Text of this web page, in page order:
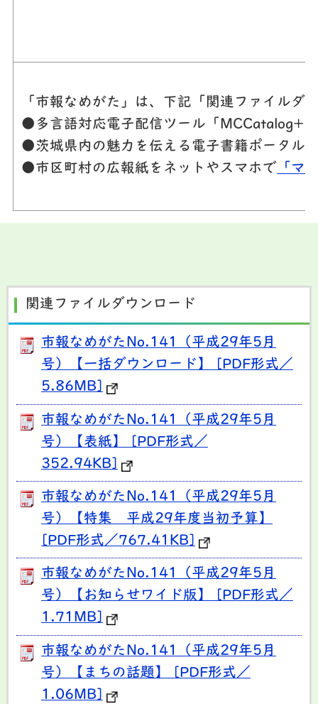
「市報なめがた」は、下記「関連ファイルダ
●多言語対応電子配信ツール「MCCatalog+
●茨城県内の魅力を伝える電子書籍ポータル
●市区町村の広報紙をネットやスマホで
「マ
関連ファイルダウンロード
市報なめがたNo.141（平成29年5月
号）【一括ダウンロード】 [PDF形式／
5.86MB]
市報なめがたNo.141（平成29年5月
号）【表紙】 [PDF形式／
352.94KB]
市報なめがたNo.141（平成29年5月
号）【特集 平成29年度当初予算】
[PDF形式／767.41KB]
市報なめがたNo.141（平成29年5月
号）【お知らせワイド版】 [PDF形式／
1.71MB]
市報なめがたNo.141（平成29年5月
号）【まちの話題】 [PDF形式／
1.06MB]